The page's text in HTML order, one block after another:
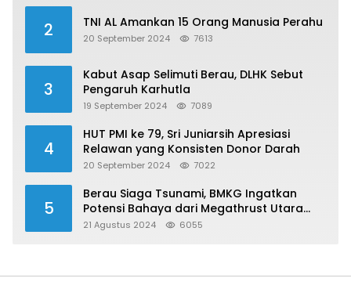
2 TNI AL Amankan 15 Orang Manusia Perahu
20 September 2024 7613
3
Kabut Asap Selimuti Berau, DLHK Sebut
Pengaruh Karhutla
19 September 2024 7089
4
HUT PMI ke 79, Sri Juniarsih Apresiasi
Relawan yang Konsisten Donor Darah
20 September 2024 7022
5
Berau Siaga Tsunami, BMKG Ingatkan
Potensi Bahaya dari Megathrust Utara
Sulawesi
21 Agustus 2024 6055